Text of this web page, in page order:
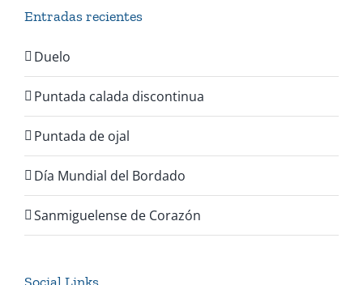
Entradas recientes
Duelo
Puntada calada discontinua
Puntada de ojal
Día Mundial del Bordado
Sanmiguelense de Corazón